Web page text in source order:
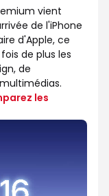
vient
de l'iPhone
d'Apple, ce
de plus les
de
les